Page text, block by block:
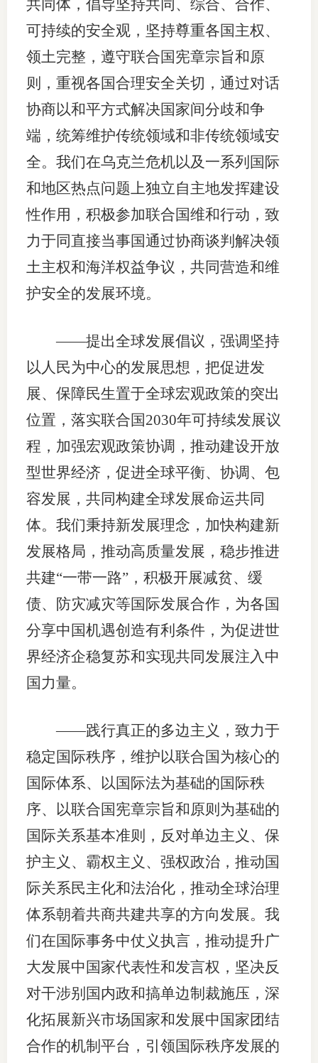
共同体，倡导坚持共同、综合、合作、
可持续的安全观，坚持尊重各国主权、
领土完整，遵守联合国宪章宗旨和原
则，重视各国合理安全关切，通过对话
协商以和平方式解决国家间分歧和争
端，统筹维护传统领域和非传统领域安
全。我们在乌克兰危机以及一系列国际
和地区热点问题上独立自主地发挥建设
性作用，积极参加联合国维和行动，致
力于同直接当事国通过协商谈判解决领
土主权和海洋权益争议，共同营造和维
护安全的发展环境。
——提出全球发展倡议，强调坚持
以人民为中心的发展思想，把促进发
展、保障民生置于全球宏观政策的突出
位置，落实联合国2030年可持续发展议
程，加强宏观政策协调，推动建设开放
型世界经济，促进全球平衡、协调、包
容发展，共同构建全球发展命运共同
体。我们秉持新发展理念，加快构建新
发展格局，推动高质量发展，稳步推进
共建“一带一路”，积极开展减贫、缓
债、防灾减灾等国际发展合作，为各国
分享中国机遇创造有利条件，为促进世
界经济企稳复苏和实现共同发展注入中
国力量。
——践行真正的多边主义，致力于
稳定国际秩序，维护以联合国为核心的
国际体系、以国际法为基础的国际秩
序、以联合国宪章宗旨和原则为基础的
国际关系基本准则，反对单边主义、保
护主义、霸权主义、强权政治，推动国
际关系民主化和法治化，推动全球治理
体系朝着共商共建共享的方向发展。我
们在国际事务中仗义执言，推动提升广
大发展中国家代表性和发言权，坚决反
对干涉别国内政和搞单边制裁施压，深
化拓展新兴市场国家和发展中国家团结
合作的机制平台，引领国际秩序发展的